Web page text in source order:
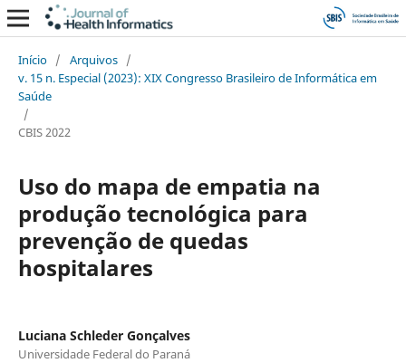
Início / Arquivos /
v. 15 n. Especial (2023): XIX Congresso Brasileiro de Informática em
Saúde
/
CBIS 2022
Uso do mapa de empatia na
produção tecnológica para
prevenção de quedas
hospitalares
Luciana Schleder Gonçalves
Universidade Federal do Paraná